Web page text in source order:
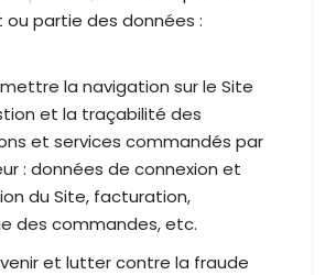
partie des données :
la navigation sur le Site
et la traçabilité des
et services commandés par
: données de connexion et
du Site, facturation,
des commandes, etc.
et lutter contre la fraude